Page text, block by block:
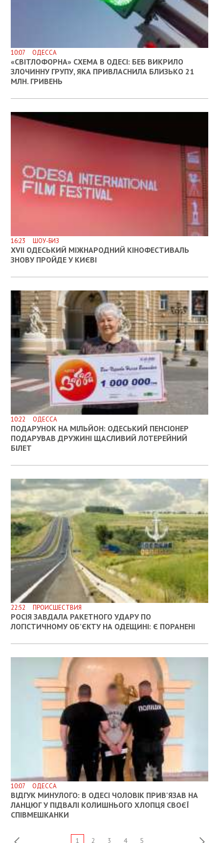
10:07 ОДЕССА
«СВІТЛОФОРНА» СХЕМА В ОДЕСІ: БЕБ ВИКРИЛО
ЗЛОЧИННУ ГРУПУ, ЯКА ПРИВЛАСНИЛА БЛИЗЬКО 21
МЛН. ГРИВЕНЬ
16:23 ШОУ-БИЗ
ХVІІ ОДЕСЬКИЙ МІЖНАРОДНИЙ КІНОФЕСТИВАЛЬ
ЗНОВУ ПРОЙДЕ У КИЄВІ
10:22 ОДЕССА
ПОДАРУНОК НА МІЛЬЙОН: ОДЕСЬКИЙ ПЕНСІОНЕР
ПОДАРУВАВ ДРУЖИНІ ЩАСЛИВИЙ ЛОТЕРЕЙНИЙ
БІЛЕТ
22:52 ПРОИСШЕСТВИЯ
РОСІЯ ЗАВДАЛА РАКЕТНОГО УДАРУ ПО
ЛОГІСТИЧНОМУ ОБ’ЄКТУ НА ОДЕЩИНІ: Є ПОРАНЕНІ
10:07 ОДЕССА
ВІДГУК МИНУЛОГО: В ОДЕСІ ЧОЛОВІК ПРИВ'ЯЗАВ НА
ЛАНЦЮГ У ПІДВАЛІ КОЛИШНЬОГО ХЛОПЦЯ СВОЄЇ
СПІВМЕШКАНКИ
1 2 3 4 5